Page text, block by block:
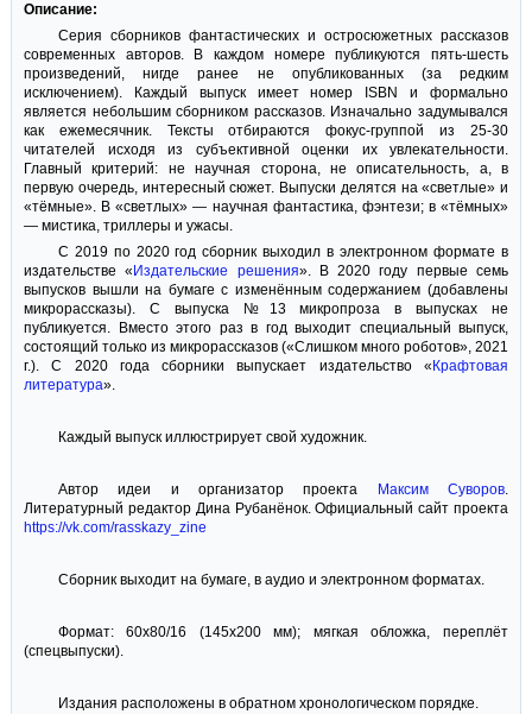
Описание:
Серия сборников фантастических и остросюжетных рассказов
современных авторов. В каждом номере публикуются пять-шесть
произведений, нигде ранее не опубликованных (за редким
исключением). Каждый выпуск имеет номер ISBN и формально
является небольшим сборником рассказов. Изначально задумывался
как ежемесячник. Тексты отбираются фокус-группой из 25-30
читателей исходя из субъективной оценки их увлекательности.
Главный критерий: не научная сторона, не описательность, а, в
первую очередь, интересный сюжет. Выпуски делятся на «светлые» и
«тёмные». В «светлых» — научная фантастика, фэнтези; в «тёмных»
— мистика, триллеры и ужасы.
С 2019 по 2020 год сборник выходил в электронном формате в
издательстве « Издательские решения». В 2020 году первые семь
выпусков вышли на бумаге с изменённым содержанием (добавлены
микрорассказы). С выпуска №13 микропроза в выпусках не
публикуется. Вместо этого раз в год выходит специальный выпуск,
состоящий только из микрорассказов («Слишком много роботов», 2021
г.). С 2020 года сборники выпускает издательство « Крафтовая
литература».
Каждый выпуск иллюстрирует свой художник.
Автор идеи и организатор проекта Максим Суворов.
Литературный редактор Дина Рубанёнок. Официальный сайт проекта
https://vk.com/rasskazy_zine
Сборник выходит на бумаге, в аудио и электронном форматах.
Формат: 60x80/16 (145x200 мм); мягкая обложка, переплёт
(спецвыпуски).
Издания расположены в обратном хронологическом порядке.